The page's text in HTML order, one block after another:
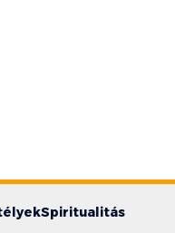
Spiritualitás